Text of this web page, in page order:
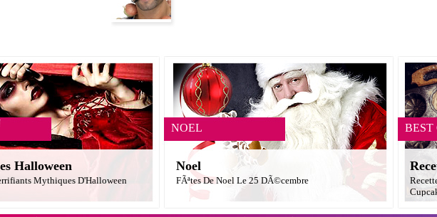
Halloween
Mythiques D'Halloween
NOEL
Noel
FÃªtes De Noel Le 25 DÃ©cembre
BEST